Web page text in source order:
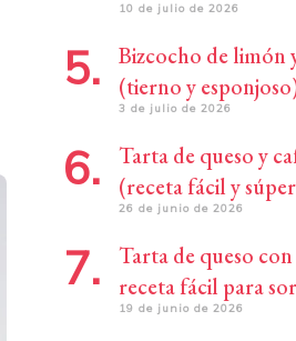
10 de julio de 2026
Bizcocho de limón
(tierno y
3 de julio de 2026
Tarta de queso y
(receta fácil y
26 de junio de 2026
Tarta de queso
receta fácil para
19 de junio de 2026